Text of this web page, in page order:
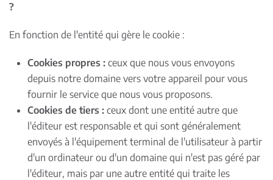
?
En fonction de l'entité qui gère le cookie :
Cookies propres : ceux que nous vous envoyons
depuis notre domaine vers votre appareil pour vous
fournir le service que nous vous proposons.
Cookies de tiers : ceux dont une entité autre que
l'éditeur est responsable et qui sont généralement
envoyés à l'équipement terminal de l'utilisateur à partir
d'un ordinateur ou d'un domaine qui n'est pas géré par
l'éditeur, mais par une autre entité qui traite les